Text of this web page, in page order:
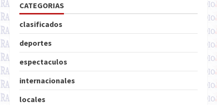
CATEGORIAS
clasificados
deportes
espectaculos
internacionales
locales